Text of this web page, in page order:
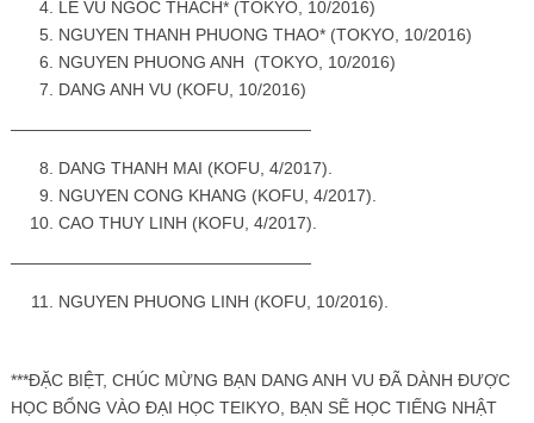
LE VU NGOC THACH* (TOKYO, 10/2016)
NGUYEN THANH PHUONG THAO* (TOKYO, 10/2016)
NGUYEN PHUONG ANH (TOKYO, 10/2016)
DANG ANH VU (KOFU, 10/2016)
——————————————————
DANG THANH MAI (KOFU, 4/2017).
NGUYEN CONG KHANG (KOFU, 4/2017).
CAO THUY LINH (KOFU, 4/2017).
——————————————————
NGUYEN PHUONG LINH (KOFU, 10/2016).
***ĐẶC BIỆT, CHÚC MỪNG BẠN DANG ANH VU ĐÃ DÀNH ĐƯỢC
HỌC BỔNG VÀO ĐẠI HỌC TEIKYO, BẠN SẼ HỌC TIẾNG NHẬT